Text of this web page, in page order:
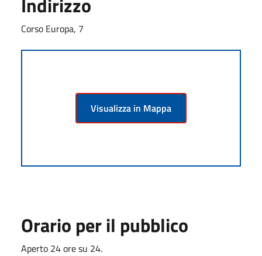
Corso Europa, 7
Visualizza in Mappa
Orario per il pubblico
Aperto 24 ore su 24.